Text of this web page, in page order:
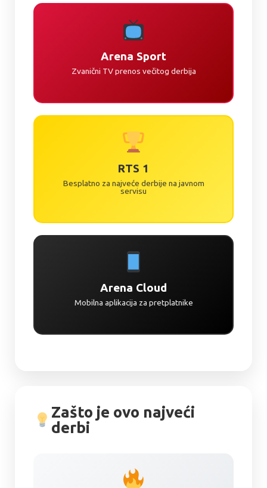
Arena Sport
Zvanični TV prenos večitog derbija
RTS 1
Besplatno za najveće derbije na javnom
servisu
Arena Cloud
Mobilna aplikacija za pretplatnike
Zašto je ovo najveći
derbi